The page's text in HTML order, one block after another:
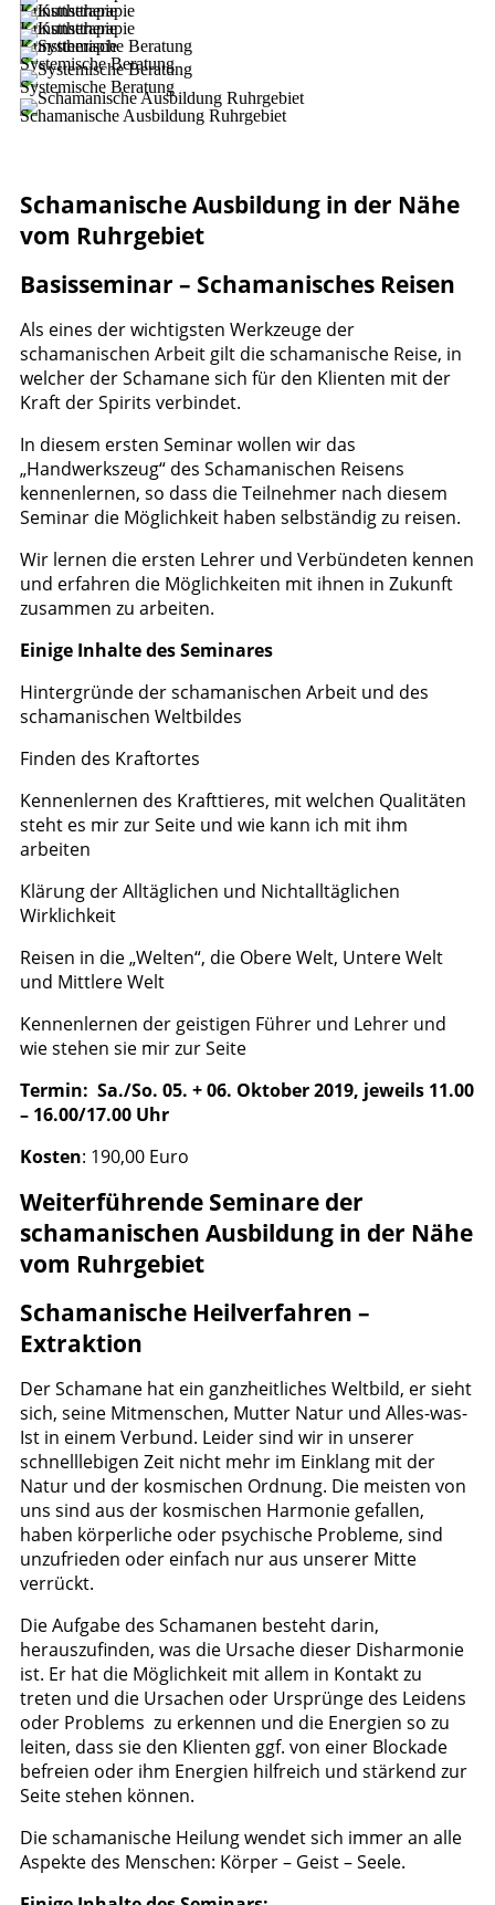
Kunsttherapie
Kunsttherapie
Kunsttherapie
Systemische Beratung
Systemische Beratung
Schamanische Ausbildung Ruhrgebiet
Schamanische Ausbildung in der Nähe
vom Ruhrgebiet
Basisseminar – Schamanisches Reisen
Als eines der wichtigsten Werkzeuge der
schamanischen Arbeit gilt die schamanische Reise, in
welcher der Schamane sich für den Klienten mit der
Kraft der Spirits verbindet.
In diesem ersten Seminar wollen wir das
„Handwerkszeug“ des Schamanischen Reisens
kennenlernen, so dass die Teilnehmer nach diesem
Seminar die Möglichkeit haben selbständig zu reisen.
Wir lernen die ersten Lehrer und Verbündeten kennen
und erfahren die Möglichkeiten mit ihnen in Zukunft
zusammen zu arbeiten.
Einige Inhalte des Seminares
Hintergründe der schamanischen Arbeit und des
schamanischen Weltbildes
Finden des Kraftortes
Kennenlernen des Krafttieres, mit welchen Qualitäten
steht es mir zur Seite und wie kann ich mit ihm
arbeiten
Klärung der Alltäglichen und Nichtalltäglichen
Wirklichkeit
Reisen in die „Welten“, die Obere Welt, Untere Welt
und Mittlere Welt
Kennenlernen der geistigen Führer und Lehrer und
wie stehen sie mir zur Seite
Termin: Sa./So. 05. + 06. Oktober 2019, jeweils 11.00
– 16.00/17.00 Uhr
Kosten: 190,00 Euro
Weiterführende Seminare der
schamanischen Ausbildung in der Nähe
vom Ruhrgebiet
Schamanische Heilverfahren –
Extraktion
Der Schamane hat ein ganzheitliches Weltbild, er sieht
sich, seine Mitmenschen, Mutter Natur und Alles-was-
Ist in einem Verbund. Leider sind wir in unserer
schnelllebigen Zeit nicht mehr im Einklang mit der
Natur und der kosmischen Ordnung. Die meisten von
uns sind aus der kosmischen Harmonie gefallen,
haben körperliche oder psychische Probleme, sind
unzufrieden oder einfach nur aus unserer Mitte
verrückt.
Die Aufgabe des Schamanen besteht darin,
herauszufinden, was die Ursache dieser Disharmonie
ist. Er hat die Möglichkeit mit allem in Kontakt zu
treten und die Ursachen oder Ursprünge des Leidens
oder Problems zu erkennen und die Energien so zu
leiten, dass sie den Klienten ggf. von einer Blockade
befreien oder ihm Energien hilfreich und stärkend zur
Seite stehen können.
Die schamanische Heilung wendet sich immer an alle
Aspekte des Menschen: Körper – Geist – Seele.